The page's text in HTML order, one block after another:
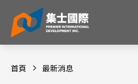
首頁 最新消息